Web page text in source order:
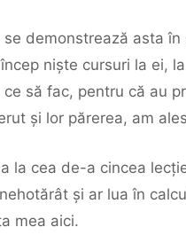
demonstrează asta
niște cursuri la ei,
să fac, pentru că au
și lor părerea, am
la cea de-a cincea
și ar lua în
mea aici.